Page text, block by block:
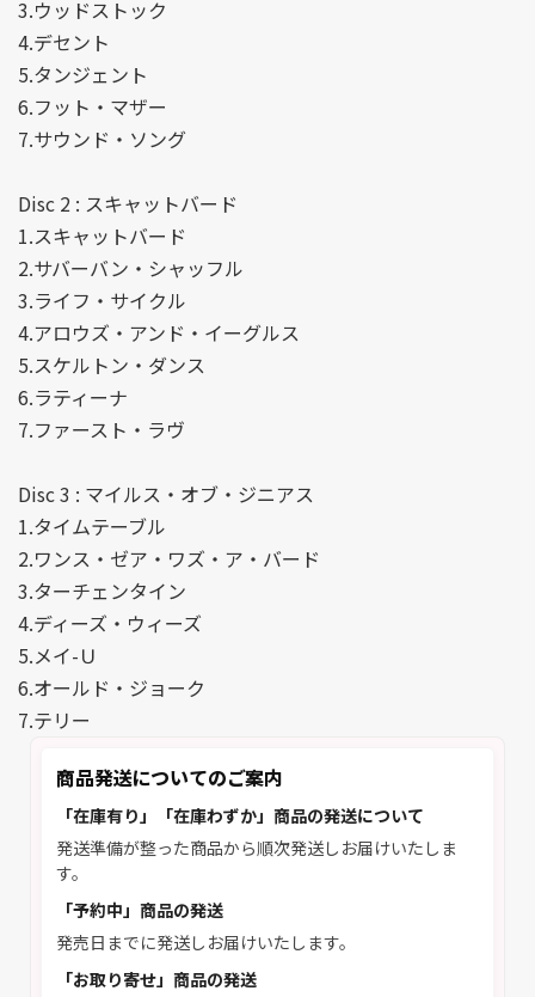
3.ウッドストック
4.デセント
5.タンジェント
6.フット・マザー
7.サウンド・ソング
Disc 2 : スキャットバード
1.スキャットバード
2.サバーバン・シャッフル
3.ライフ・サイクル
4.アロウズ・アンド・イーグルス
5.スケルトン・ダンス
6.ラティーナ
7.ファースト・ラヴ
Disc 3 : マイルス・オブ・ジニアス
1.タイムテーブル
2.ワンス・ゼア・ワズ・ア・バード
3.ターチェンタイン
4.ディーズ・ウィーズ
5.メイ-Ｕ
6.オールド・ジョーク
7.テリー
商品発送についてのご案内
「在庫有り」「在庫わずか」商品の発送について
発送準備が整った商品から順次発送しお届けいたしま
す。
「予約中」商品の発送
発売日までに発送しお届けいたします。
「お取り寄せ」商品の発送